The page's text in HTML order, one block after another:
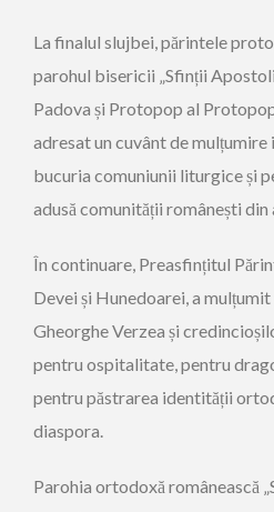
La finalul slujbei, părintele
parohul bisericii „Sfinții
Padova și Protopop al
adresat un cuvânt de
bucuria comuniunii liturgice și
adusă comunității românești
În continuare, Preasfințitul
Devei și Hunedoarei, a
Gheorghe Verzea și
pentru ospitalitate, pentru
pentru păstrarea identității
diaspora.
Parohia ortodoxă românească